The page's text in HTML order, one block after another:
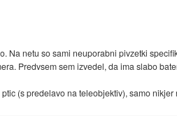
Na netu so sami neuporabni pivzetki
Predvsem sem izvedel, da ima slabo
(s predelavo na teleobjektiv), samo